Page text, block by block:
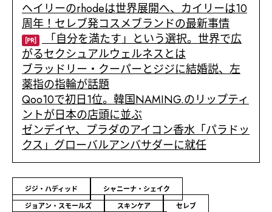
ヘイリーのrhodeは世界展開へ、カイリーは10
周年！セレブ発コスメブランドの最新事情
[PR] 「自分を満たす」という選択。世界で広
がるセクシュアルウェルネスとは
ブラッドリー・クーパーとジジに結婚説、左
薬指の指輪が話題
Qoo10で初日1位。韓国NAMING.のリップティ
ントが日本の店頭に並ぶ
ゼンデイヤ、プラダのアイコン香水「パラドッ
クス」グローバルアンバサダーに就任
ジジ・ハディッド
シャニーナ・シェイク
ジョアン・スモールズ
スキンケア
セレブ